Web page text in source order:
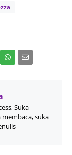
Suka
membaca, suka